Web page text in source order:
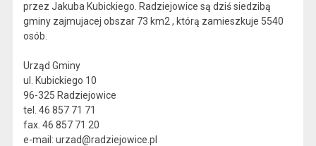
przez Jakuba Kubickiego. Radziejowice są dziś siedzibą
gminy zajmujacej obszar 73 km2 , którą zamieszkuje 5540
osób.
Urząd Gminy
ul. Kubickiego 10
96-325 Radziejowice
tel. 46 857 71 71
fax. 46 857 71 20
e-mail: urzad@radziejowice.pl